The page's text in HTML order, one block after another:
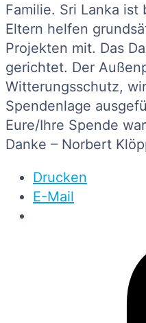
Familie. Sri Lanka ist
Eltern helfen
Projekten mit. Das
gerichtet. Der
Witterungsschutz,
Spendenlage
Eure/Ihre Spende
Danke – Norbert
Drucken
E-Mail